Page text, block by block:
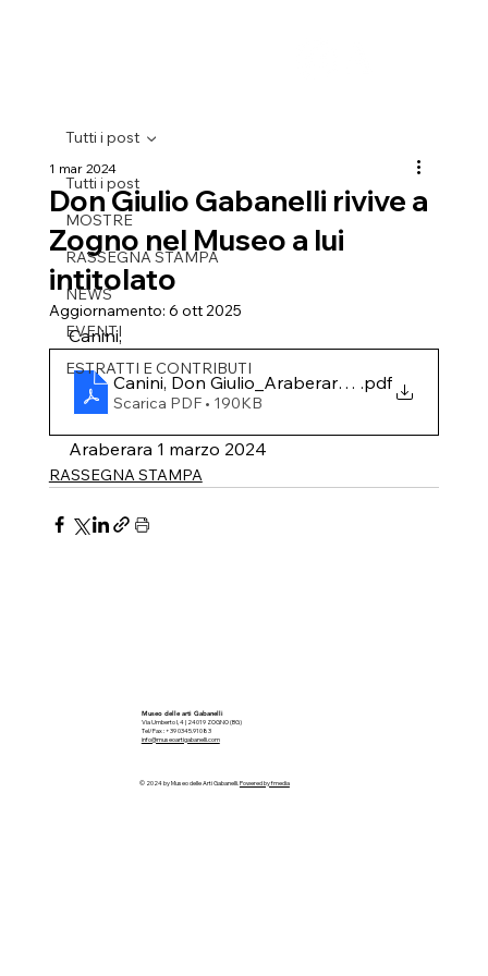
Tutti i post
MOSTRE
RASSEGNA STAMPA
NEWS
EVENTI
ESTRATTI E CONTRIBUTI
Tutti i post
Don Giulio Gabanelli rivive a
Zogno nel Museo a lui
intitolato
1 mar 2024
Aggiornamento: 6 ott 2025
Canini,
Canini, Don Giulio_Araberara_ 1 marzo 2024
.pdf
Scarica PDF • 190KB
Araberara 1 marzo 2024
RASSEGNA STAMPA
Museo delle arti Gabanelli
Via Umberto I, 4 | 24019 ZOGNO (BG)
Tel/Fax : +39 0345.91083
info@museoartigabanelli.com
© 2024 by Museo delle Arti Gabanelli. Powered by fmedia